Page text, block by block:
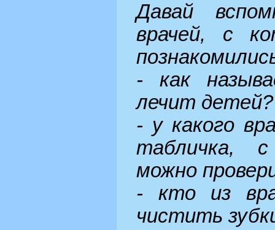
Давай
врачей, с
- как
лечит детей?
- у какого
табличка,
можно
- кто из
чистить